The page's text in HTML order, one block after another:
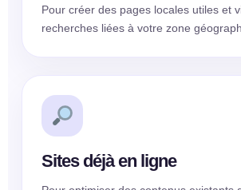
Pour créer des pages locales utiles et
recherches liées à votre zone
Sites déjà en ligne